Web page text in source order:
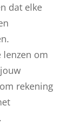
dat elke
lenzen om
rekening